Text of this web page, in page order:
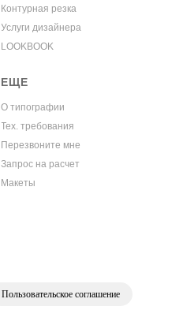
Макеты
Запрос на расчет
Перезвоните мне
Тех. требования
О типографии
ЕЩЕ
LOOKBOOK
Услуги дизайнера
Контурная резка
Пользовательское соглашение